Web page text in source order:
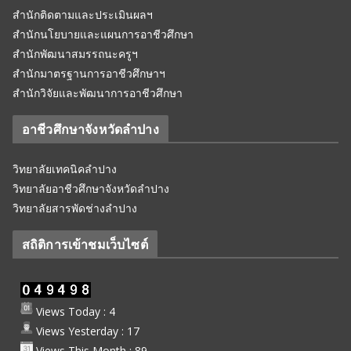
สำนักติดตามและประเมินผลฯ
สำนักนโยบายและแผนการอาชีวศึกษา
สำนักพัฒนาสมรรถนะครูฯ
สำนักมาตรฐานการอาชีวศึกษาฯ
สำนักวิจัยและพัฒนาการอาชีวศึกษา
อาชีวศึกษาจังหวัดลำปาง
วิทยาลัยเทคนิคลำปาง
วิทยาลัยอาชีวศึกษาจังหวัดลำปาง
วิทยาลัยสารพัดช่างลำปาง
สถิติการเข้าชมเว็บไซต์
Views Today : 4
Views Yesterday : 17